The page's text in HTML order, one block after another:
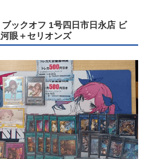
ックオフ 1号四日市日永店 ビ
眼＋セリオンズ